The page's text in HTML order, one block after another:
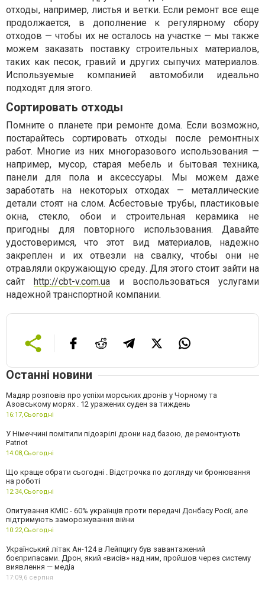
отходы, например, листья и ветки. Если ремонт все еще
продолжается, в дополнение к регулярному сбору
отходов — чтобы их не осталось на участке — мы также
можем заказать поставку строительных материалов,
таких как песок, гравий и других сыпучих материалов.
Используемые компанией автомобили идеально
подходят для этого.
Сортировать отходы
Помните о планете при ремонте дома. Если возможно,
постарайтесь сортировать отходы после ремонтных
работ. Многие из них многоразового использования —
например, мусор, старая мебель и бытовая техника,
панели для пола и аксессуары. Мы можем даже
заработать на некоторых отходах — металлические
детали стоят на слом. Асбестовые трубы, пластиковые
окна, стекло, обои и строительная керамика не
пригодны для повторного использования. Давайте
удостоверимся, что этот вид материалов, надежно
закреплен и их отвезли на свалку, чтобы они не
отравляли окружающую среду. Для этого стоит зайти на
сайт http://cbt-v.com.uaи воспользоваться услугами
надежной транспортной компании.
Останні новини
Мадяр розповів про успіхи морських дронів у Чорному та
Азовському морях . 12 уражених суден за тиждень
16:17,Сьогодні
У Німеччині помітили підозрілі дрони над базою, де ремонтують
Patriot
14:08,Сьогодні
Що краще обрати сьогодні . Відстрочка по догляду чи бронювання
на роботі
12:34,Сьогодні
Опитування КМІС - 60% українців проти передачі Донбасу Росії, але
підтримують заморожування війни
10:22,Сьогодні
Український літак Ан-124 в Лейпцигу був завантажений
боєприпасами. Дрон, який «висів» над ним, пройшов через систему
виявлення — медіа
17:09,6 серпня